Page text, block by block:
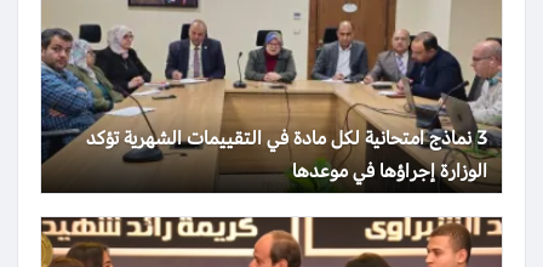
3 نماذج امتحانية لكل مادة في التقييمات الشهرية تؤكد
الوزارة إجراؤها في موعدها